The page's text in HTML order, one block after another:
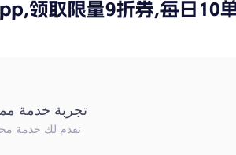
تجربة خدمة
نقدم لك خدمة